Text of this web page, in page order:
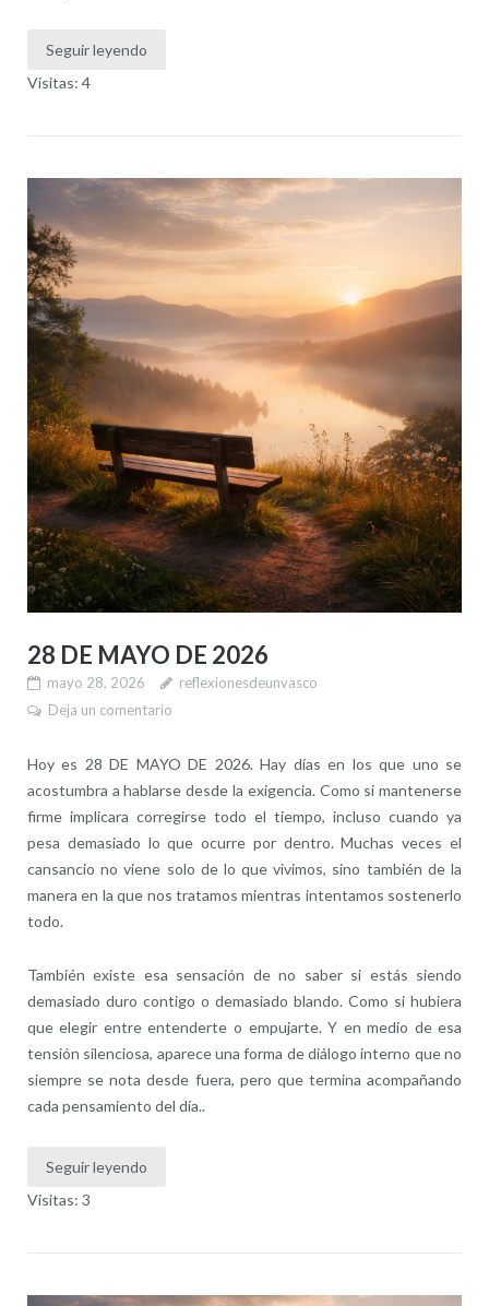
Seguir leyendo
Visitas: 4
28 DE MAYO DE 2026
mayo 28, 2026
reflexionesdeunvasco
Deja un comentario
Hoy es 28 DE MAYO DE 2026. Hay días en los que uno se
acostumbra a hablarse desde la exigencia. Como si mantenerse
firme implicara corregirse todo el tiempo, incluso cuando ya
pesa demasiado lo que ocurre por dentro. Muchas veces el
cansancio no viene solo de lo que vivimos, sino también de la
manera en la que nos tratamos mientras intentamos sostenerlo
todo.
También existe esa sensación de no saber si estás siendo
demasiado duro contigo o demasiado blando. Como si hubiera
que elegir entre entenderte o empujarte. Y en medio de esa
tensión silenciosa, aparece una forma de diálogo interno que no
siempre se nota desde fuera, pero que termina acompañando
cada pensamiento del día..
Seguir leyendo
Visitas: 3